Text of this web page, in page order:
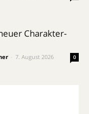
Charakter-
7. August 2026 0